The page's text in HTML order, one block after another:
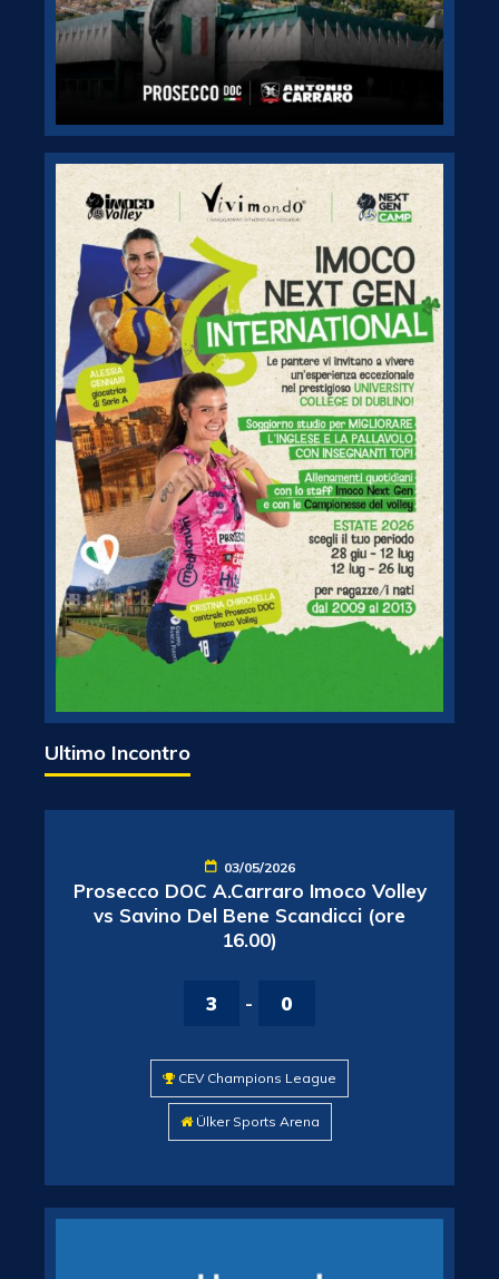
Ultimo Incontro
03/05/2026
Prosecco DOC A.Carraro Imoco Volley
vs Savino Del Bene Scandicci (ore
16.00)
3 - 0
CEV Champions League
Ülker Sports Arena